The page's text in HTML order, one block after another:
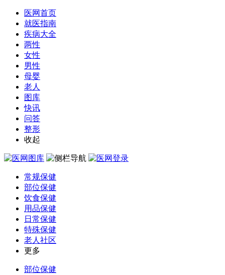
医网首页
就医指南
疾病大全
两性
女性
男性
母婴
老人
图库
快讯
问答
整形
收起
常规保健
部位保健
饮食保健
用品保健
日常保健
特殊保健
老人社区
更多
部位保健